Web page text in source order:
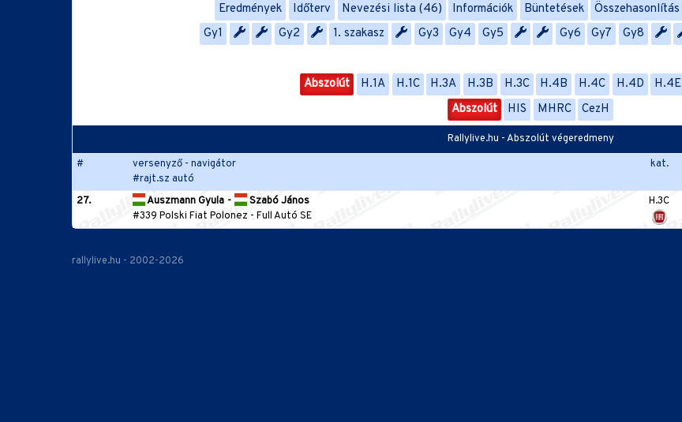
Eredmények Időterv Nevezési lista (46) Információk Büntetések Összehasonlítás
Gy1
Gy2 1. szakasz Gy3 Gy4 Gy5 Gy6 Gy7 Gy8
Abszolút H.1A H.1C H.3A H.3B H.3C H.4B H.4C H.4D H.4E
Abszolút
HIS MHRC CezH
Rallylive.hu - Abszolút végeredmeny
#
versenyző - navigátor
#rajt.sz autó
kat.
27. Auszmann Gyula -
Szabó János
#339 Polski Fiat Polonez - Full Autó SE
H.3C
rallylive.hu - 2002-2026